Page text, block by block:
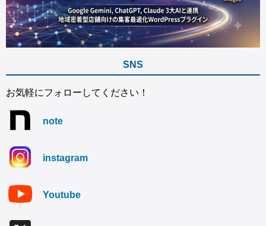
SNS
お気軽にフォローしてください！
note
instagram
Youtube